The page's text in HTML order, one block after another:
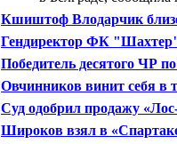
Кшиштоф Влодарчик
боксерском бое с
Гендиректор ФК
вернулись в расположение
Победитель десятого ЧР
определится в Волгограде
Овчинников винит себя в
Акинфеева на ЧМ
Суд одобрил продажу
Широков взял в